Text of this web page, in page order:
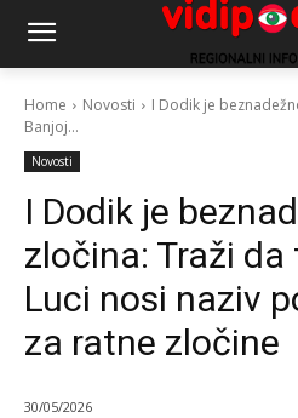
Home Novosti
I Dodik je
Banjoj...
Novosti
I Dodik je
zločina: Traži da
Luci nosi naziv
za ratne zločine
30/05/2026